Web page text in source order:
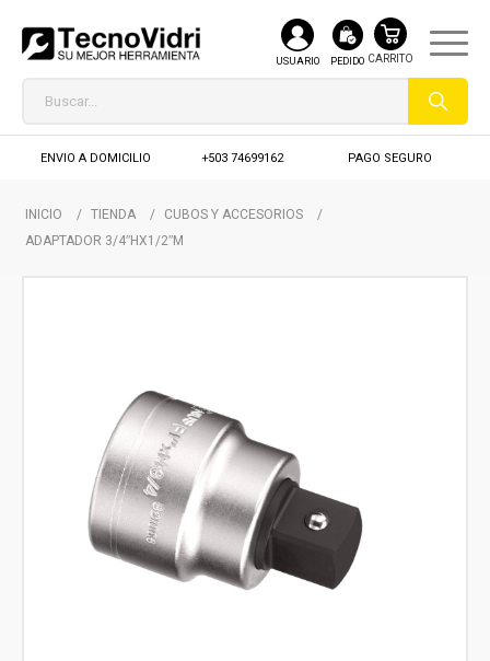
USUARIO PEDIDO
ENVIO A DOMICILIO +503 74699162 PAGO SEGURO
INICIO / TIENDA / CUBOS Y ACCESORIOS
/
ADAPTADOR 3/4″HX1/2″M